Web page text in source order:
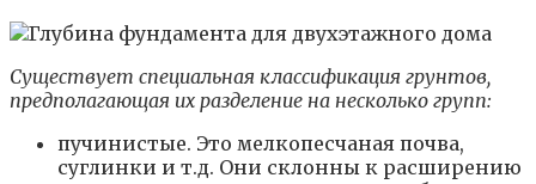
Существует специальная классификация грунтов,
предполагающая их разделение на несколько групп:
пучинистые. Это мелкопесчаная почва,
суглинки и т.д. Они склонны к расширению